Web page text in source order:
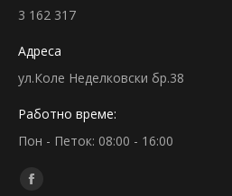
3 162 317
Адреса
ул.Коле Неделковски бр.38
Работно време:
Пон - Петок: 08:00 - 16:00
Find us on:
Facebook